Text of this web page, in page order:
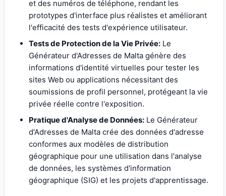
et des numéros de téléphone, rendant les
prototypes d'interface plus réalistes et améliorant
l'efficacité des tests d'expérience utilisateur.
Tests de Protection de la Vie Privée: Le
Générateur d'Adresses de Malta génère des
informations d'identité virtuelles pour tester les
sites Web ou applications nécessitant des
soumissions de profil personnel, protégeant la vie
privée réelle contre l'exposition.
Pratique d'Analyse de Données: Le Générateur
d'Adresses de Malta crée des données d'adresse
conformes aux modèles de distribution
géographique pour une utilisation dans l'analyse
de données, les systèmes d'information
géographique (SIG) et les projets d'apprentissage.